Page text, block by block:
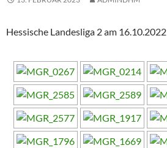
Hessische Landesliga 2 am 16.10.2022